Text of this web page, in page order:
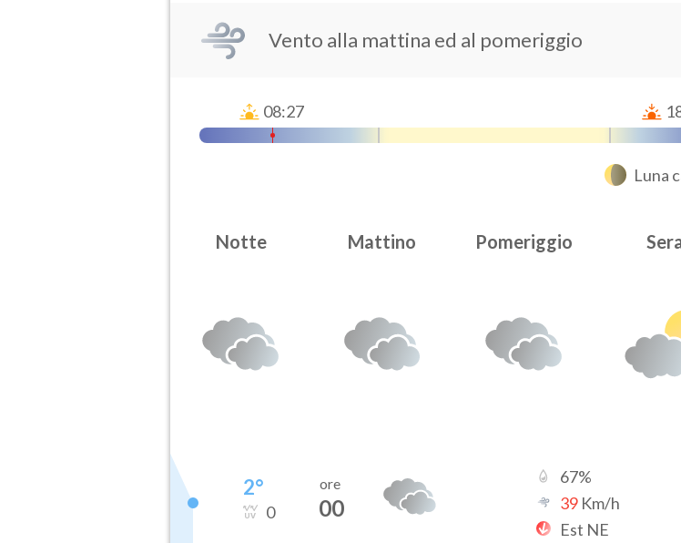
Vento alla mattina ed al pomeriggio
08:27
Luna
Notte Mattino Pomeriggio
2°
0
ore
00
67%
39 Km/h
Est NE